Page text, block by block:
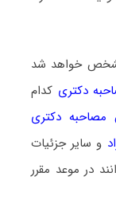
خواهد شد
دکتری کدام
مصاحبه دکتری
و سایر جزئیات
در موعد مقرر